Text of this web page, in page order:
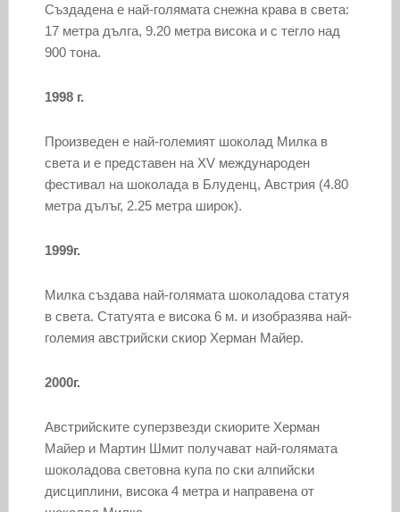
Създадена е най-голямата снежна крава в света:
17 метра дълга, 9.20 метра висока и с тегло над
900 тона.
1998 г.
Произведен е най-големият шоколад Милка в
света и е представен на XV международен
фестивал на шоколада в Блуденц, Австрия (4.80
метра дълъг, 2.25 метра широк).
1999г.
Милка създава най-голямата шоколадова статуя
в света. Статуята е висока 6 м. и изобразява най-
големия австрийски скиор Херман Майер.
2000г.
Австрийските суперзвезди скиорите Херман
Майер и Мартин Шмит получават най-голямата
шоколадова световна купа по ски алпийски
дисциплини, висока 4 метра и направена от